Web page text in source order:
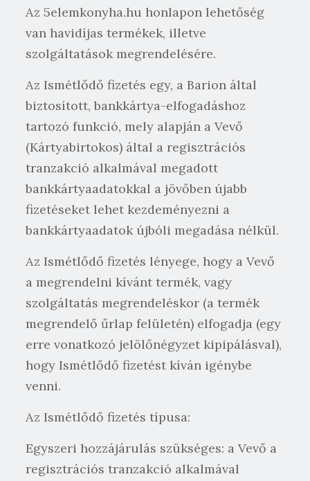
Az 5elemkonyha.hu honlapon lehetőség
van havidíjas termékek, illetve
szolgáltatások megrendelésére.
Az Ismétlődő fizetés egy, a Barion által
biztosított, bankkártya-elfogadáshoz
tartozó funkció, mely alapján a Vevő
(Kártyabirtokos) által a regisztrációs
tranzakció alkalmával megadott
bankkártyaadatokkal a jövőben újabb
fizetéseket lehet kezdeményezni a
bankkártyaadatok újbóli megadása nélkül.
Az Ismétlődő fizetés lényege, hogy a Vevő
a megrendelni kívánt termék, vagy
szolgáltatás megrendeléskor (a termék
megrendelő űrlap felületén) elfogadja (egy
erre vonatkozó jelölőnégyzet kipipálásval),
hogy Ismétlődő fizetést kíván igénybe
venni.
Az Ismétlődő fizetés típusa:
Egyszeri hozzájárulás szükséges: a Vevő a
regisztrációs tranzakció alkalmával